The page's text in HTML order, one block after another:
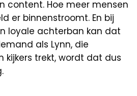
content. Hoe meer mensen
er binnenstroomt. En bij
loyale achterban kan dat
als Lynn, die
kijkers trekt, wordt dat dus